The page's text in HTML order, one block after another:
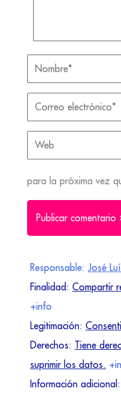
para la próxima vez
Responsable: José
Finalidad: Compartir
+info
Legitimación:
Derechos: Tiene
suprimir los datos.
Información adicional: